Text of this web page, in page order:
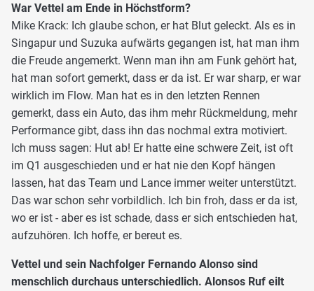
War Vettel am Ende in Höchstform?
Mike Krack: Ich glaube schon, er hat Blut geleckt. Als es in
Singapur und Suzuka aufwärts gegangen ist, hat man ihm
die Freude angemerkt. Wenn man ihn am Funk gehört hat,
hat man sofort gemerkt, dass er da ist. Er war sharp, er war
wirklich im Flow. Man hat es in den letzten Rennen
gemerkt, dass ein Auto, das ihm mehr Rückmeldung, mehr
Performance gibt, dass ihn das nochmal extra motiviert.
Ich muss sagen: Hut ab! Er hatte eine schwere Zeit, ist oft
im Q1 ausgeschieden und er hat nie den Kopf hängen
lassen, hat das Team und Lance immer weiter unterstützt.
Das war schon sehr vorbildlich. Ich bin froh, dass er da ist,
wo er ist - aber es ist schade, dass er sich entschieden hat,
aufzuhören. Ich hoffe, er bereut es.
Vettel und sein Nachfolger Fernando Alonso sind
menschlich durchaus unterschiedlich. Alonsos Ruf eilt